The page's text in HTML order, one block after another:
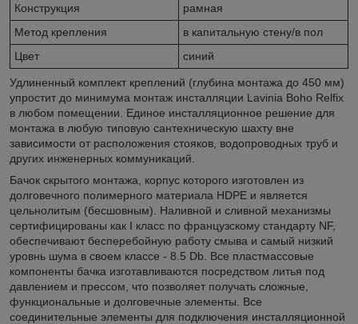
Конструкция
рамная
Метод крепления
в капитальную стену/в пол
Цвет
синий
Удлиненный комплект креплений (глубина монтажа до 450 мм)
упростит до минимума монтаж инсталляции Lavinia Boho Relfix
в любом помещении. Единое инсталляционное решение для
монтажа в любую типовую сантехническую шахту вне
зависимости от расположения стояков, водопроводных труб и
других инженерных коммуникаций.
Бачок скрытого монтажа, корпус которого изготовлен из
долговечного полимерного материала HDPE и является
цельнолитым (бесшовным). Наливной и сливной механизмы
сертифицированы как I класс по французскому стандарту NF,
обеспечивают бесперебойную работу смыва и самый низкий
уровнь шума в своем классе - 8.5 Db. Все пластмассовые
компоненты бачка изготавливаются посредством литья под
давлением и прессом, что позволяет получать сложные,
функциональные и долговечные элементы. Все
соединительные элементы для подключения инсталляционной